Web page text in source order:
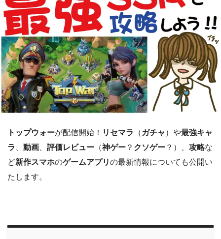
トップウォーが配信開始！ リセマラ （ ガチャ ）や最強キャ
ラ
動画 評価レビュー （神ゲー ？ クソゲー ？）、 攻略な
ど新作スマホのゲームアプリの最新情報についても公開い
たします。